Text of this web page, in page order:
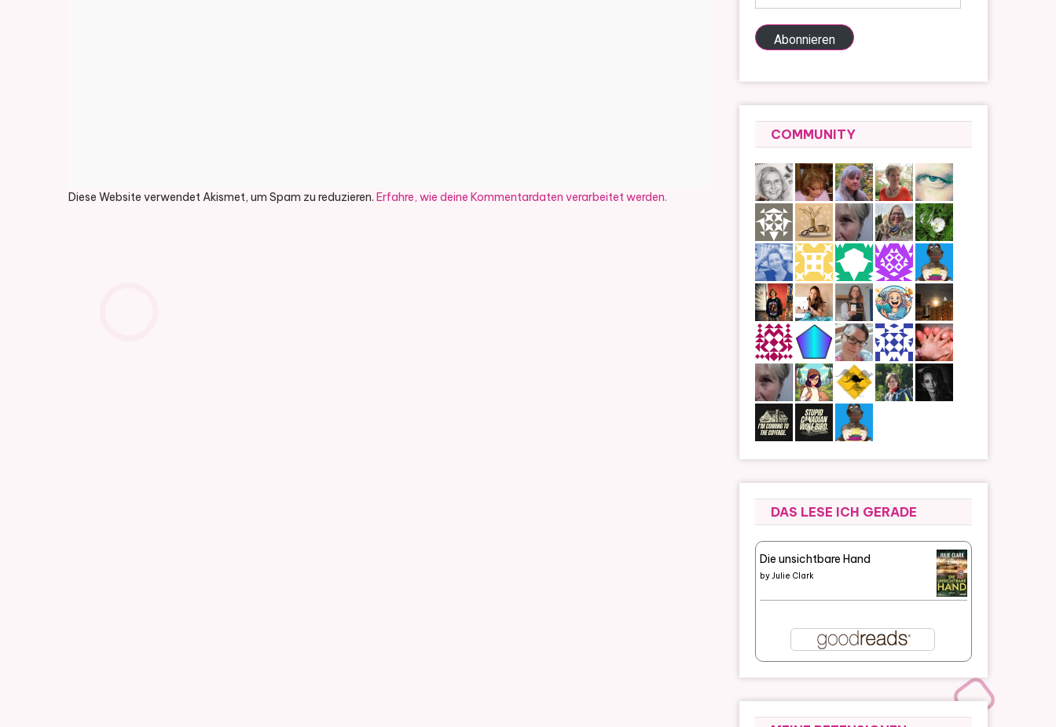
Diese Website verwendet Akismet, um Spam zu reduzieren. Erfahre, wie deine Kommentardaten verarbeitet werden.
Mail-
Adresse
Abonnieren
COMMUNITY
DAS LESE ICH GERADE
Die unsichtbare Hand
byJulie Clark